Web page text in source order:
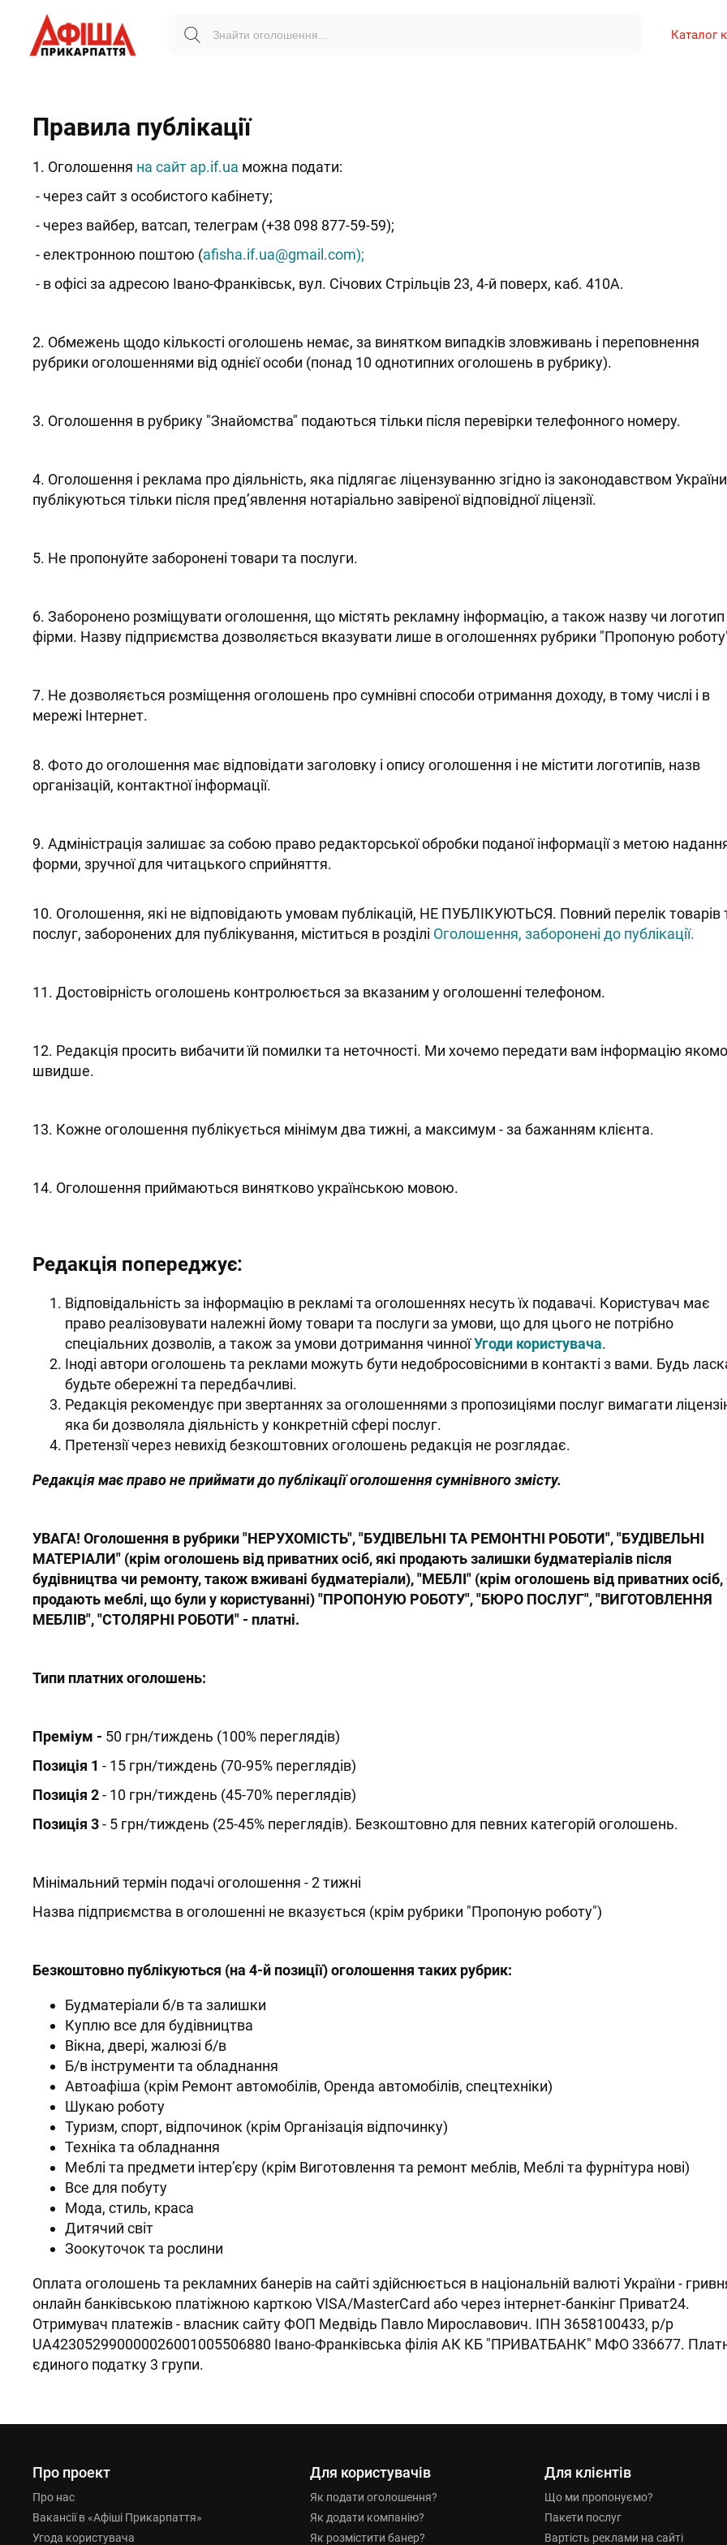
Каталог
Правила публікації
1. Оголошення на сайт ap.if.ua можна подати:
- через сайт з особистого кабінету;
- через вайбер, ватсап, телеграм (+38 098 877-59-59);
- електронною поштою (afisha.if.ua@gmail.com);
- в офісі за адресою Івано-Франківськ, вул. Січових Стрільців 23, 4-й поверх, каб. 410А.
2. Обмежень щодо кількості оголошень немає, за винятком випадків зловживань і переповнення
рубрики оголошеннями від однієї особи (понад 10 однотипних оголошень в рубрику).
3. Оголошення в рубрику "Знайомства" подаються тільки після перевірки телефонного номеру.
4. Оголошення і реклама про діяльність, яка підлягає ліцензуванню згідно із законодавством
публікуються тільки після пред’явлення нотаріально завіреної відповідної ліцензії.
5. Не пропонуйте заборонені товари та послуги.
6. Заборонено розміщувати оголошення, що містять рекламну інформацію, а також назву чи логотип
фірми. Назву підприємства дозволяється вказувати лише в оголошеннях рубрики "Пропоную
7. Не дозволяється розміщення оголошень про сумнівні способи отримання доходу, в тому числі і в
мережі Інтернет.
8. Фото до оголошення має відповідати заголовку і опису оголошення і не містити логотипів, назв
організацій, контактної інформації.
9. Адміністрація залишає за собою право редакторської обробки поданої інформації з метою
форми, зручної для читацького сприйняття.
10. Оголошення, які не відповідають умовам публікацій, НЕ ПУБЛІКУЮТЬСЯ. Повний перелік товарів
послуг, заборонених для публікування, міститься в розділі Оголошення, заборонені до публікації.
11. Достовірність оголошень контролюється за вказаним у оголошенні телефоном.
12. Редакція просить вибачити їй помилки та неточності. Ми хочемо передати вам інформацію
швидше.
13. Кожне оголошення публікується мінімум два тижні, а максимум - за бажанням клієнта.
14. Оголошення приймаються винятково українською мовою.
Редакція попереджує:
Відповідальність за інформацію в рекламі та оголошеннях несуть їх подавачі. Користувач має
право реалізовувати належні йому товари та послуги за умови, що для цього не потрібно
спеціальних дозволів, а також за умови дотримання чинноїУгоди користувача.
Іноді автори оголошень та реклами можуть бути недобросовісними в контакті з вами. Будь
будьте обережні та передбачливі.
Редакція рекомендує при звертаннях за оголошеннями з пропозиціями послуг вимагати
яка би дозволяла діяльність у конкретній сфері послуг.
Претензії через невихід безкоштовних оголошень редакція не розглядає.
Редакція має право не приймати до публікації оголошення сумнівного змісту.
УВАГА! Оголошення в рубрики "НЕРУХОМІСТЬ", "БУДІВЕЛЬНІ ТА РЕМОНТНІ РОБОТИ", "БУДІВЕЛЬНІ
МАТЕРІАЛИ" (крім оголошень від приватних осіб, які продають залишки будматеріалів після
будівництва чи ремонту, також вживані будматеріали), "МЕБЛІ" (крім оголошень від приватних осіб,
продають меблі, що були у користуванні) "ПРОПОНУЮ РОБОТУ", "БЮРО ПОСЛУГ", "ВИГОТОВЛЕННЯ
МЕБЛІВ", "СТОЛЯРНІ РОБОТИ" - платні.
Типи платних оголошень:
Преміум - 50 грн/тиждень (100% переглядів)
Позиція 1 - 15 грн/тиждень (70-95% переглядів)
Позиція 2- 10 грн/тиждень (45-70% переглядів)
Позиція 3- 5 грн/тиждень (25-45% переглядів). Безкоштовно для певних категорій оголошень.
Мінімальний термін подачі оголошення - 2 тижні
Назва підприємства в оголошенні не вказується (крім рубрики "Пропоную роботу")
Безкоштовно публікуються (на 4-й позиції) оголошення таких рубрик:
Будматеріали б/в та залишки
Куплю все для будівництва
Вікна, двері, жалюзі б/в
Б/в інструменти та обладнання
Автоафіша (крім Ремонт автомобілів, Оренда автомобілів, спецтехніки)
Шукаю роботу
Туризм, спорт, відпочинок (крім Організація відпочинку)
Техніка та обладнання
Меблі та предмети інтер’єру (крім Виготовлення та ремонт меблів, Меблі та фурнітура нові)
Все для побуту
Мода, стиль, краса
Дитячий світ
Зоокуточок та рослини
Оплата оголошень та рекламних банерів на сайті здійснюється в національній валюті України -
онлайн банківською платіжною карткою VISA/MasterCard або через інтернет-банкінг Приват24.
Отримувач платежів - власник сайту ФОП Медвідь Павло Мирославович. ІПН 3658100433, р/р
UA423052990000026001005506880 Івано-Франківська філія АК КБ "ПРИВАТБАНК" МФО 336677.
єдиного податку 3 групи.
Про проект
Про нас
Вакансії в «Афіші Прикарпаття»
Угода користувача
Для користувачів
Як подати оголошення?
Як додати компанію?
Як розмістити банер?
Для клієнтів
Що ми пропонуємо?
Пакети послуг
Вартість реклами на сайті